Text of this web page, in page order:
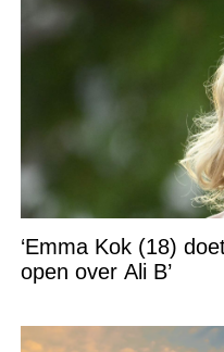
‘Emma Kok (18)
open over Ali B’